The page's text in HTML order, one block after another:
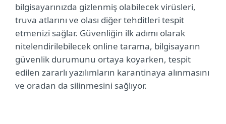
bilgisayarınızda gizlenmiş olabilecek virüsleri,
truva atlarını ve olası diğer tehditleri tespit
etmenizi sağlar. Güvenliğin ilk adımı olarak
nitelendirilebilecek online tarama, bilgisayarın
güvenlik durumunu ortaya koyarken, tespit
edilen zararlı yazılımların karantinaya alınmasını
ve oradan da silinmesini sağlıyor.